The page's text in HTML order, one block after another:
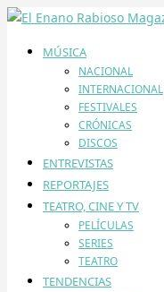
MÚSICA
NACIONAL
INTERNACIONAL
FESTIVALES
CRÓNICAS
DISCOS
ENTREVISTAS
REPORTAJES
TEATRO, CINE Y TV
PELÍCULAS
SERIES
TEATRO
TENDENCIAS